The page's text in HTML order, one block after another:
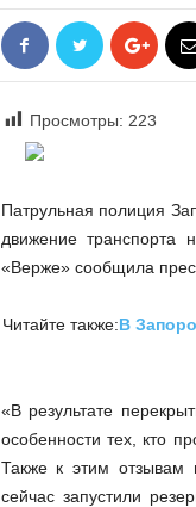
Просмотры: 223
Патрульная полиция
движение транспорта
«Верже» сообщила
Читайте также:В
«В результате
особенности тех, кто
Также к этим отзывам
сейчас запустили